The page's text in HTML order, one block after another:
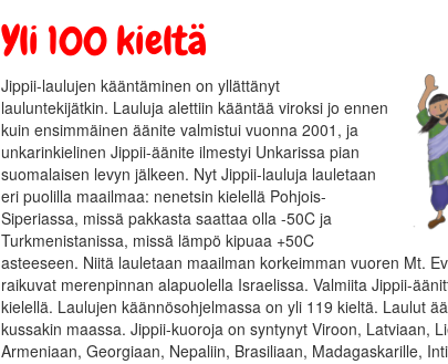
Yli 100 kieltä
Jippii-laulujen kääntäminen on yllättänyt
lauluntekijätkin. Lauluja alettiin kääntää viroksi jo ennen
kuin ensimmäinen äänite valmistui vuonna 2001, ja
unkarinkielinen Jippii-äänite ilmestyi Unkarissa pian
suomalaisen levyn jälkeen. Nyt Jippii-lauluja lauletaan
eri puolilla maailmaa: nenetsin kielellä Pohjois-
Siperiassa, missä pakkasta saattaa olla -50C ja
Turkmenistanissa, missä lämpö kipuaa +50C
asteeseen. Niitä lauletaan maailman korkeimman vuoren Mt.
raikuvat merenpinnan alapuolella Israelissa. Valmiita Jippii-
kielellä. Laulujen käännösohjelmassa on yli 119 kieltä. Laulut
kussakin maassa. Jippii-kuoroja on syntynyt Viroon, Latviaan,
Armeniaan, Georgiaan, Nepaliin, Brasiliaan, Madagaskarille,